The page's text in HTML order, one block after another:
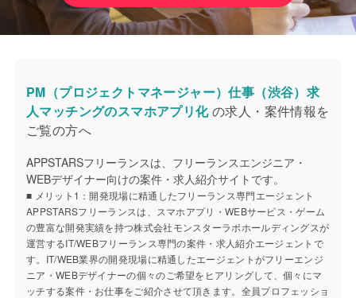
PM（プロジェクトマネージャー）仕事（渋谷）求
人マッチングのスマホアプリ化の求人・案件情報を
ご覧の方へ
APPSTARSフリーランスは、フリーランスエンジニア・
WEBデザイナー向けの案件・求人紹介サイトです。
■ メリット1：開発現場に精通したフリーランス専門エージェント
APPSTARSフリーランスは、スマホアプリ・WEBサービス・ゲーム
の豊富な開発実績を持つ株式会社モンスターラボホールディングスが
運営するIT/WEBフリーランス専門の案件・求人紹介エージェントで
す。IT/WEB業界の開発現場に精通したエージェントがフリーエンジ
ニア・WEBデザイナーの個々のご希望をヒアリングして、個々にマ
ッチする案件・お仕事をご紹介させて頂きます。全員プロフェッショ